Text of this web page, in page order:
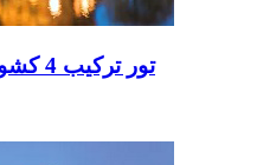
تور ترکیب 4 کشور فرانسه، بلژیک، آلمان، هلند